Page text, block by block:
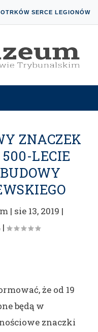
SERCE LEGIONÓW
ZNACZEK
LECIE
| sie 13, 2019 |
|
że od 19
będą w
znaczki